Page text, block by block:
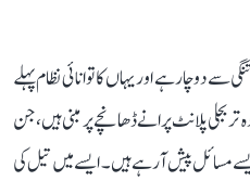
دوچار ہے اور یہاں کا توانائی نظام پہلے
پلانٹ پرانے ڈھانچے پر مبنی ہیں، جن
مسائل پیش آ رہے ہیں۔ ایسے میں تیل کی